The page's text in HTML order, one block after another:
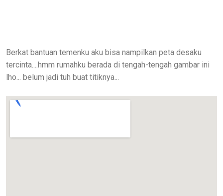
Berkat bantuan temenku aku bisa nampilkan peta desaku
tercinta....hmm rumahku berada di tengah-tengah gambar ini
lho... belum jadi tuh buat titiknya...